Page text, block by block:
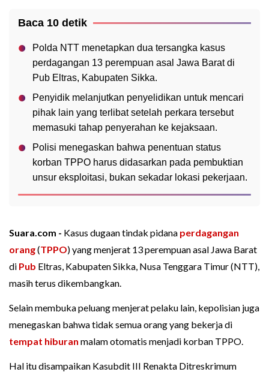
Baca 10 detik
Polda NTT menetapkan dua tersangka kasus
perdagangan 13 perempuan asal Jawa Barat di
Pub Eltras, Kabupaten Sikka.
Penyidik melanjutkan penyelidikan untuk mencari
pihak lain yang terlibat setelah perkara tersebut
memasuki tahap penyerahan ke kejaksaan.
Polisi menegaskan bahwa penentuan status
korban TPPO harus didasarkan pada pembuktian
unsur eksploitasi, bukan sekadar lokasi pekerjaan.
Suara.com - Kasus dugaan tindak pidana perdagangan
orang(TPPO) yang menjerat 13 perempuan asal Jawa Barat
di Pub Eltras, Kabupaten Sikka, Nusa Tenggara Timur (NTT),
masih terus dikembangkan.
Selain membuka peluang menjerat pelaku lain, kepolisian juga
menegaskan bahwa tidak semua orang yang bekerja di
tempat hiburan malam otomatis menjadi korban TPPO.
Hal itu disampaikan Kasubdit III Renakta Ditreskrimum